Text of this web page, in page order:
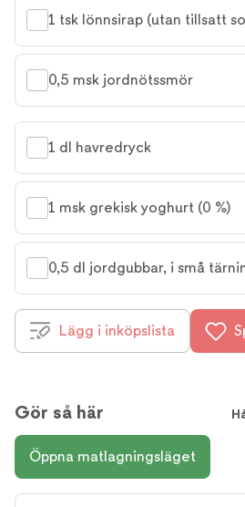
1 tsk lönnsirap (utan tillsatt
0,5 msk jordnötssmör
1 dl havredryck
1 msk grekisk yoghurt (0 %)
0,5 dl jordgubbar, i små
Lägg i inköpslista
Gör så här
Öppna matlagningsläget